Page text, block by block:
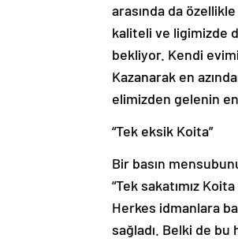
arasında da
kaliteli ve ligimizde
bekliyor. Kendi
Kazanarak en
elimizden gelenin
“Tek eksik Koita”
Bir basın
“Tek sakatımız
Herkes idmanlara
sağladı. Belki de